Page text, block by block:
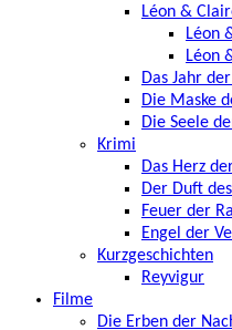
Léon &
Léon
Léon
Das Jahr
Die Maske
Die Seele
Krimi
Das Herz
Der Duft
Feuer der
Engel der
Kurzgeschichten
Reyvigur
Filme
Die Erben der